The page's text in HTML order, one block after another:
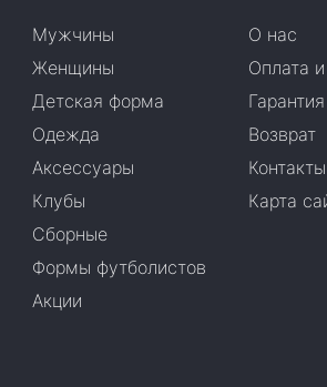
Мужчины
Женщины
Детская форма
Одежда
Аксессуары
Клубы
Сборные
Формы футболистов
Акции
О нас
Оплата
Гарантия
Возврат
Контакты
Карта